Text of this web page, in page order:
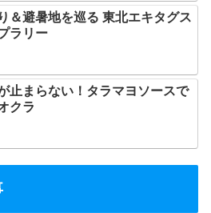
＆避暑地を巡る 東北エキタグス
ラリー
止まらない！タラマヨソースで
クラ